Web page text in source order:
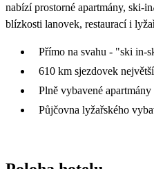
nabízí prostorné apartmány, ski-
blízkosti lanovek, restaurací i
Přímo na svahu - "ski in-
610 km sjezdovek
Plně vybavené
Půjčovna lyžařského